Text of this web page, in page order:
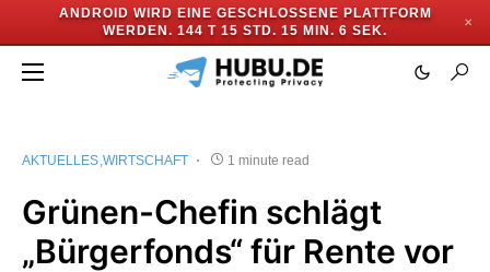
ANDROID WIRD EINE GESCHLOSSENE PLATTFORM
WERDEN. 144 T 15 STD. 15 MIN. 6 SEK.
✕
AKTUELLES WIRTSCHAFT 1 minute read
Grünen-Chefin schlägt
„Bürgerfonds“ für Rente vor